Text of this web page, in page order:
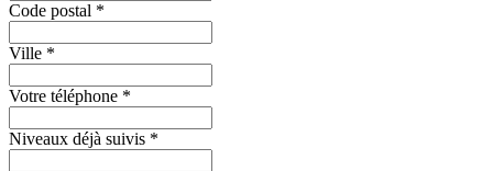
Code postal *
Ville *
Votre téléphone *
Niveaux déjà suivis *